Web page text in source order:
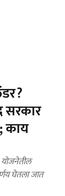
सरकार
काय
घेतला जात